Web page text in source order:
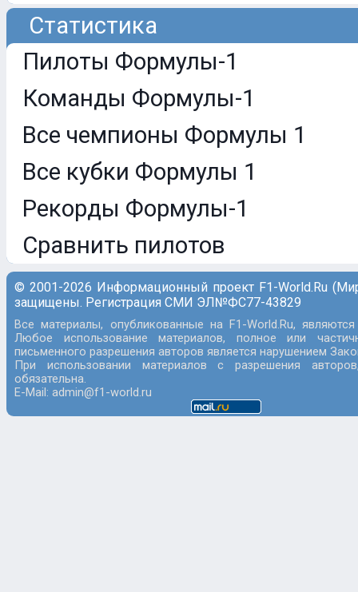
Статистика
Пилоты Формулы-1
Команды Формулы-1
Все чемпионы Формулы 1
Все кубки Формулы 1
Рекорды Формулы-1
Сравнить пилотов
© 2001-2026 Информационный проект F1-World.Ru
защищены. Регистрация СМИ ЭЛ№ФС77-43829
Все материалы, опубликованные на F1-World.Ru,
Любое использование материалов, полное или
письменного разрешения авторов является нарушением
При использовании материалов с разрешения
обязательна.
E-Mail: admin@f1-world.ru